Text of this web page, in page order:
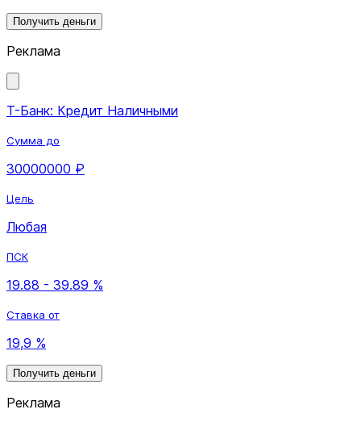
Получить деньги
Реклама
Т-Банк: Кредит Наличными
Сумма до
30000000 ₽
Цель
Любая
ПСК
19.88 - 39.89 %
Ставка от
19,9 %
Получить деньги
Реклама